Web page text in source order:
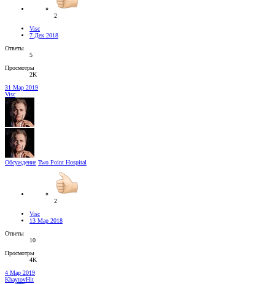
2
Visc
7 Дек 2018
Ответы
5
Просмотры
2K
31 Мар 2019
Visc
Обсуждение Two Point Hospital
2
Visc
13 Мар 2018
Ответы
10
Просмотры
4K
4 Мар 2019
KhaytovHit